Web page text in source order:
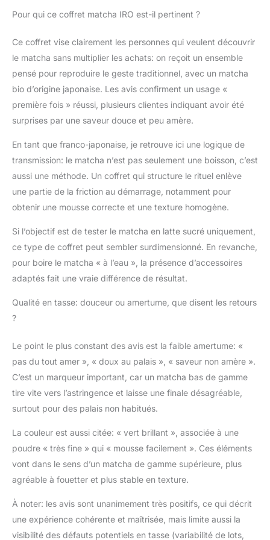
mais peut changer
RICHESSE EN
ANTIOXYDANTS
PUISSANTS : le thé
Matcha contient des
EGCG
gallate) en très grand
nombre, des
antioxydants très
puissants et uniques
dans la nature. Ces «
super-antioxydants »
constituent une arme
radicaux libres et
vieillissement cellulaire
tout en stimulant le
système immunitaire.
également de
minéraux et
TOUT POUR
DÉMARRER AVEC LE
MATCHA : la Discovery
Box IRO contient tout
besoin pour préparer le
thé Matcha de la
profiter de son rituel
quotidien : un fouet en
cuillère en bambou
(Chashaku), un tamis à
Matcha, un magnifique
Pour qui ce coffret matcha IRO est-il pertinent ?
Ce coffret vise clairement les personnes qui veulent découvrir
le matcha sans multiplier les achats: on reçoit un ensemble
pensé pour reproduire le geste traditionnel, avec un matcha
bio d’origine japonaise. Les avis confirment un usage «
première fois » réussi, plusieurs clientes indiquant avoir été
surprises par une saveur douce et peu amère.
En tant que franco-japonaise, je retrouve ici une logique de
transmission: le matcha n’est pas seulement une boisson, c’est
aussi une méthode. Un coffret qui structure le rituel enlève
une partie de la friction au démarrage, notamment pour
obtenir une mousse correcte et une texture homogène.
Si l’objectif est de tester le matcha en latte sucré uniquement,
ce type de coffret peut sembler surdimensionné. En revanche,
pour boire le matcha « à l’eau », la présence d’accessoires
adaptés fait une vraie différence de résultat.
Qualité en tasse: douceur ou amertume, que disent les retours
?
Le point le plus constant des avis est la faible amertume: «
pas du tout amer », « doux au palais », « saveur non amère ».
C’est un marqueur important, car un matcha bas de gamme
tire vite vers l’astringence et laisse une finale désagréable,
surtout pour des palais non habitués.
La couleur est aussi citée: « vert brillant », associée à une
poudre « très fine » qui « mousse facilement ». Ces éléments
vont dans le sens d’un matcha de gamme supérieure, plus
agréable à fouetter et plus stable en texture.
À noter: les avis sont unanimement très positifs, ce qui décrit
une expérience cohérente et maîtrisée, mais limite aussi la
visibilité des défauts potentiels en tasse (variabilité de lots,